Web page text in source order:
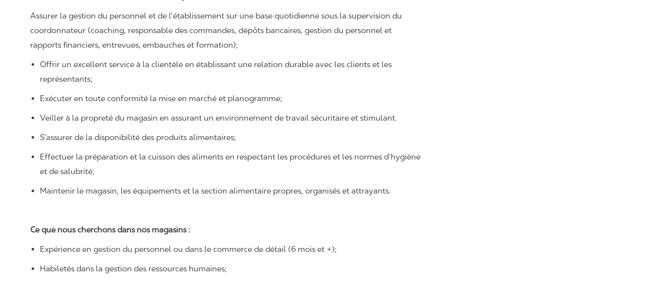
Assurer la gestion du personnel et de l’établissement sur une base quotidienne sous la supervision du
coordonnateur (coaching, responsable des commandes, dépôts bancaires, gestion du personnel et
rapports financiers, entrevues, embauches et formation);
Offrir un excellent service à la clientèle en établissant une relation durable avec les clients et les
représentants;
Exécuter en toute conformité la mise en marché et planogramme;
Veiller à la propreté du magasin en assurant un environnement de travail sécuritaire et stimulant.
S’assurer de la disponibilité des produits alimentaires;
Effectuer la préparation et la cuisson des aliments en respectant les procédures et les normes d’hygiène
et de salubrité;
Maintenir le magasin, les équipements et la section alimentaire propres, organisés et attrayants.
Ce que nous cherchons dans nos magasins :
Expérience en gestion du personnel ou dans le commerce de détail (6 mois et +);
Habiletés dans la gestion des ressources humaines;